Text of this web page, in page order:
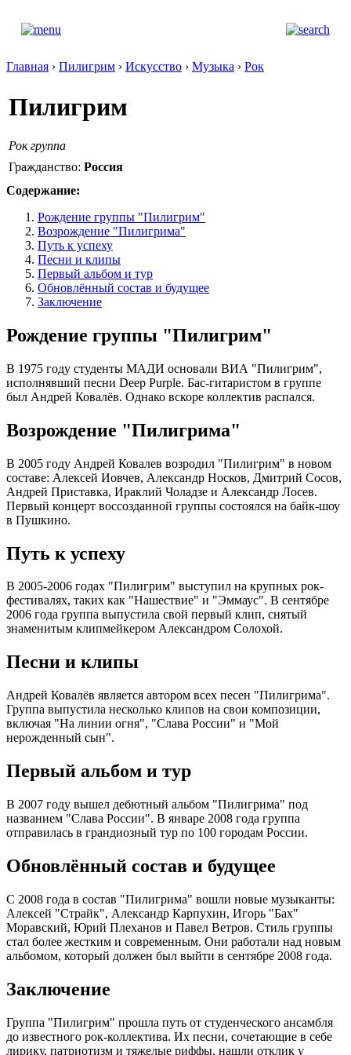
Главная › Пилигрим › Искусство › Музыка › Рок
Пилигрим
Рок группа
Гражданство: Россия
Содержание:
Рождение группы "Пилигрим"
Возрождение "Пилигрима"
Путь к успеху
Песни и клипы
Первый альбом и тур
Обновлённый состав и будущее
Заключение
Рождение группы "Пилигрим"
В 1975 году студенты МАДИ основали ВИА "Пилигрим",
исполнявший песни Deep Purple. Бас-гитаристом в группе
был Андрей Ковалёв. Однако вскоре коллектив распался.
Возрождение "Пилигрима"
В 2005 году Андрей Ковалев возродил "Пилигрим" в новом
составе: Алексей Иовчев, Александр Носков, Дмитрий Сосов,
Андрей Приставка, Ираклий Чоладзе и Александр Лосев.
Первый концерт воссозданной группы состоялся на байк-шоу
в Пушкино.
Путь к успеху
В 2005-2006 годах "Пилигрим" выступил на крупных рок-
фестивалях, таких как "Нашествие" и "Эммаус". В сентябре
2006 года группа выпустила свой первый клип, снятый
знаменитым клипмейкером Александром Солохой.
Песни и клипы
Андрей Ковалёв является автором всех песен "Пилигрима".
Группа выпустила несколько клипов на свои композиции,
включая "На линии огня", "Слава России" и "Мой
нерожденный сын".
Первый альбом и тур
В 2007 году вышел дебютный альбом "Пилигрима" под
названием "Слава России". В январе 2008 года группа
отправилась в грандиозный тур по 100 городам России.
Обновлённый состав и будущее
С 2008 года в состав "Пилигрима" вошли новые музыканты:
Алексей "Страйк", Александр Карпухин, Игорь "Бах"
Моравский, Юрий Плеханов и Павел Ветров. Стиль группы
стал более жестким и современным. Они работали над новым
альбомом, который должен был выйти в сентябре 2008 года.
Заключение
Группа "Пилигрим" прошла путь от студенческого ансамбля
до известного рок-коллектива. Их песни, сочетающие в себе
лирику, патриотизм и тяжелые риффы, нашли отклик у